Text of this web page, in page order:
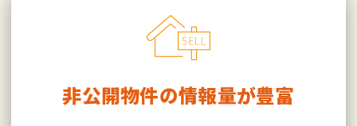
非公開物件の情報量が豊富